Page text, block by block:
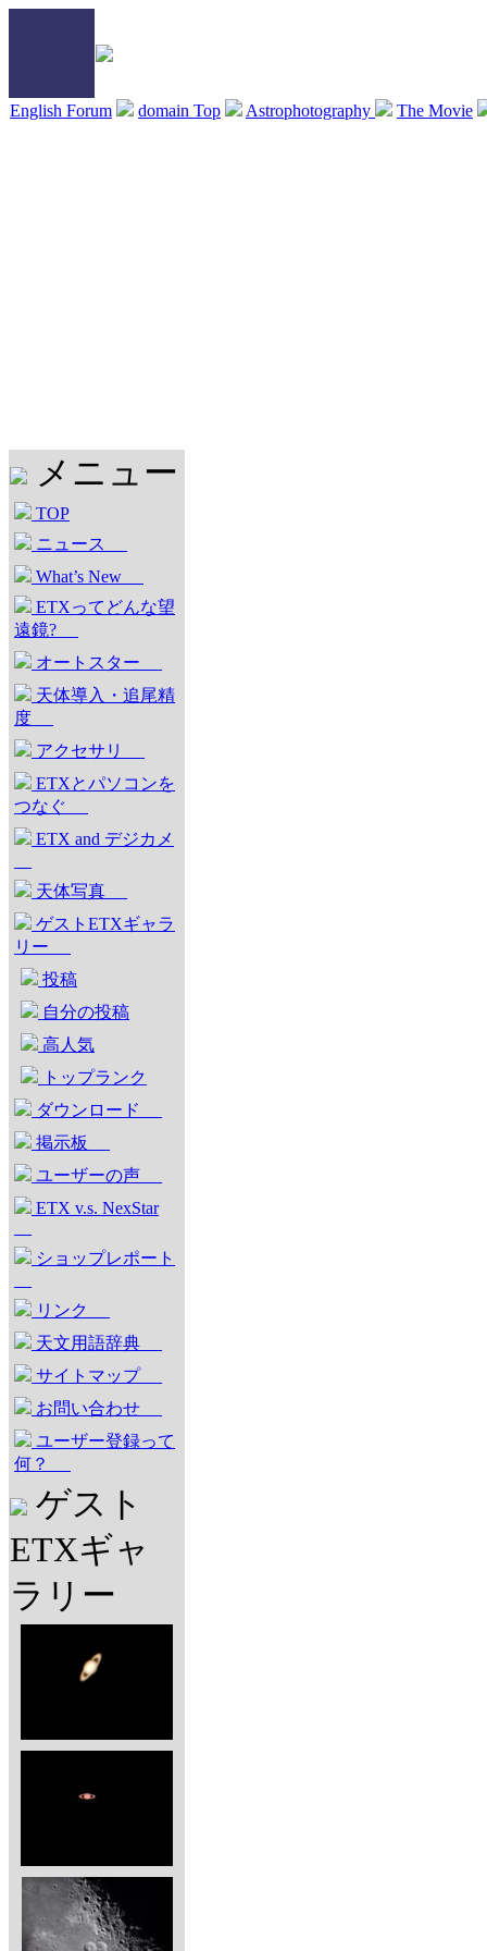
English Forum domain Top Astrophotography The Movie
メニュー
TOP
ニュース
What’s New
ETXってどんな望
遠鏡?
オートスター
天体導入・追尾精
度
アクセサリ
ETXとパソコンを
つなぐ
ETX and デジカメ
天体写真
ゲストETXギャラ
リー
投稿
自分の投稿
高人気
トップランク
ダウンロード
掲示板
ユーザーの声
ETX v.s. NexStar
ショップレポート
リンク
天文用語辞典
サイトマップ
お問い合わせ
ユーザー登録って
何？
ゲスト
ETXギャ
ラリー